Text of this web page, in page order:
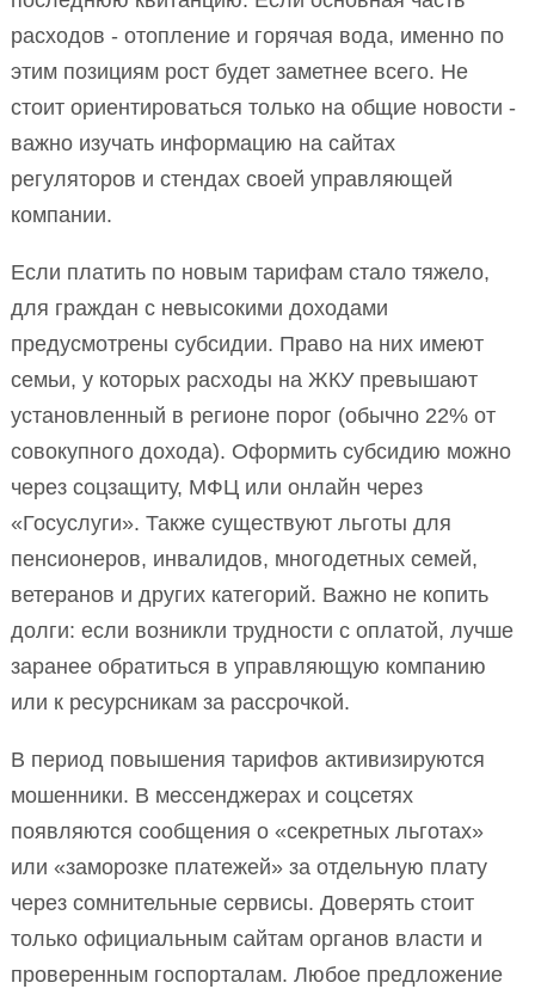
расходов - отопление и горячая вода, именно по
этим позициям рост будет заметнее всего. Не
стоит ориентироваться только на общие новости -
важно изучать информацию на сайтах
регуляторов и стендах своей управляющей
компании.
Если платить по новым тарифам стало тяжело,
для граждан с невысокими доходами
предусмотрены субсидии. Право на них имеют
семьи, у которых расходы на ЖКУ превышают
установленный в регионе порог (обычно 22% от
совокупного дохода). Оформить субсидию можно
через соцзащиту, МФЦ или онлайн через
«Госуслуги». Также существуют льготы для
пенсионеров, инвалидов, многодетных семей,
ветеранов и других категорий. Важно не копить
долги: если возникли трудности с оплатой, лучше
заранее обратиться в управляющую компанию
или к ресурсникам за рассрочкой.
В период повышения тарифов активизируются
мошенники. В мессенджерах и соцсетях
появляются сообщения о «секретных льготах»
или «заморозке платежей» за отдельную плату
через сомнительные сервисы. Доверять стоит
только официальным сайтам органов власти и
проверенным госпорталам. Любое предложение